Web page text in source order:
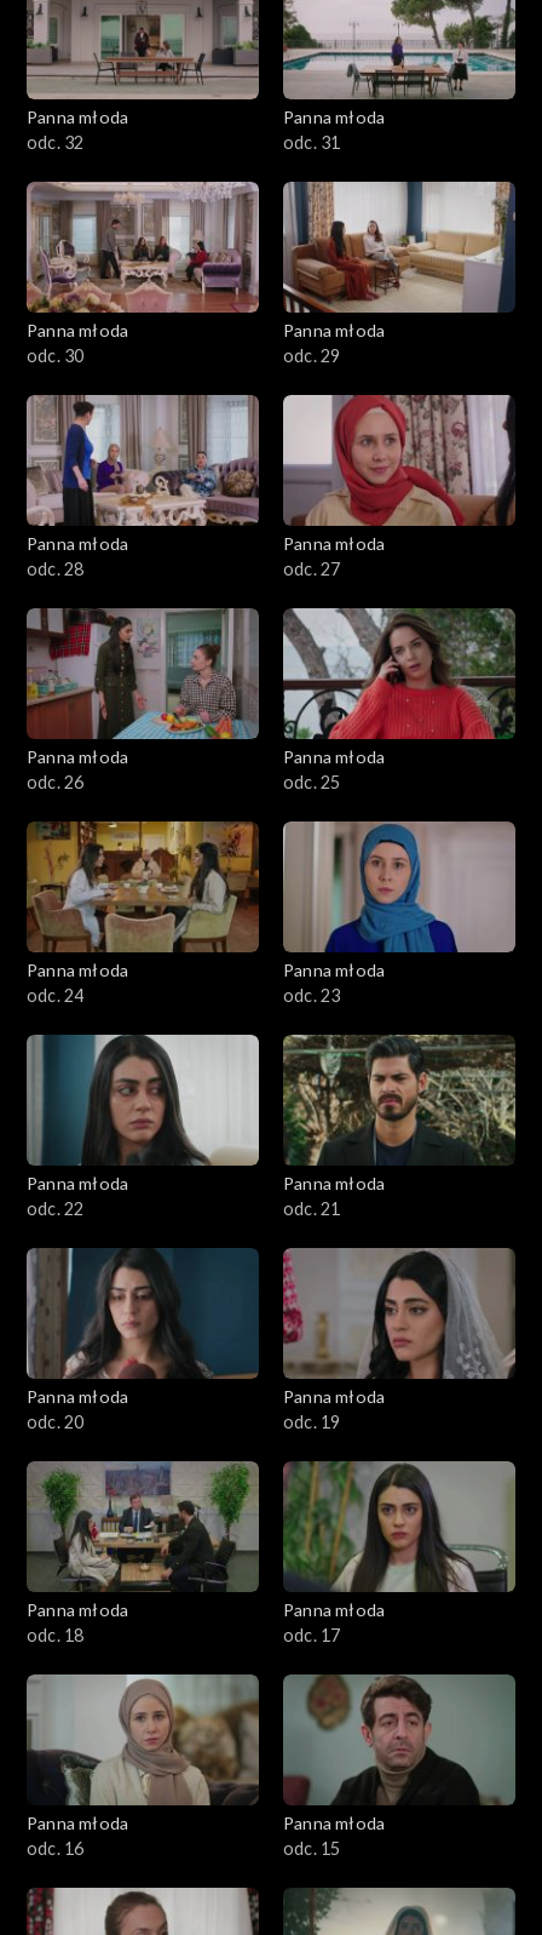
Panna młoda
odc. 32
Panna młoda
odc. 31
Panna młoda
odc. 30
Panna młoda
odc. 29
Panna młoda
odc. 28
Panna młoda
odc. 27
Panna młoda
odc. 26
Panna młoda
odc. 25
Panna młoda
odc. 24
Panna młoda
odc. 23
Panna młoda
odc. 22
Panna młoda
odc. 21
Panna młoda
odc. 20
Panna młoda
odc. 19
Panna młoda
odc. 18
Panna młoda
odc. 17
Panna młoda
odc. 16
Panna młoda
odc. 15